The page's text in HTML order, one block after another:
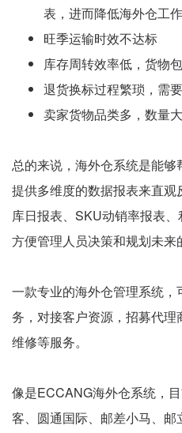
表，进而降低海外仓工
旺季运输时效不达标
库存周转效率低，货物
退货换标过程繁琐，需要
卖家货物品类多，数量
总的来说，海外仓系统是能
提供多维度的数据报表来直
库日报表、SKU动销率报表
方便管理人员决策和规划未来
一款专业的海外仓管理系统
务，对接客户资源，招募代
维修等服务。
像是ECCANG海外仓系统，
客、圆通国际、邮差小马、